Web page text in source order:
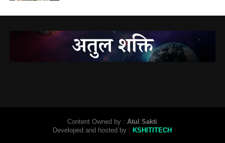
Content Owned by : Atul Sakti
Developed and hosted by : KSHITITECH